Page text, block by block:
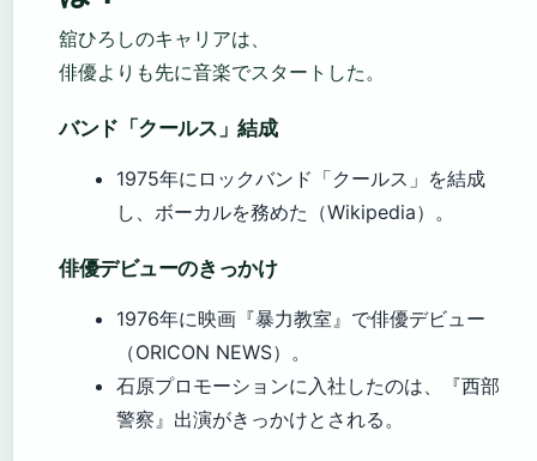
舘ひろしのキャリアは、
俳優よりも先に音楽でスタートした。
バンド「クールス」結成
1975年にロックバンド「クールス」を結成
し、ボーカルを務めた（Wikipedia）。
俳優デビューのきっかけ
1976年に映画『暴力教室』で俳優デビュー
（ORICON NEWS）。
石原プロモーションに入社したのは、『西部
警察』出演がきっかけとされる。